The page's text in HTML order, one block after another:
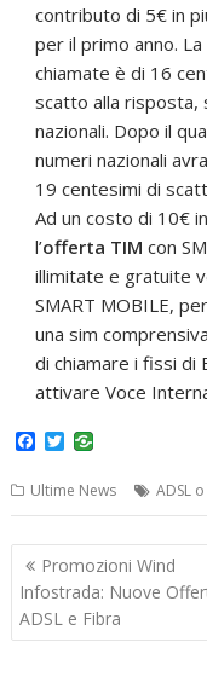
contributo di 5€ in
per il primo anno.
chiamate è di 16
scatto alla risposta,
nazionali. Dopo il
numeri nazionali
19 centesimi di
Ad un costo di 10€
l’offerta TIM con
illimitate e gratuite
SMART MOBILE,
una sim
di chiamare i fissi di
attivare Voce
F
c
e
b
o
o
k
T
t
t
e
r
Ultime News ADSL
Navigazione
articoli
Promozioni Wind
Infostrada: Nuove
ADSL e Fibra